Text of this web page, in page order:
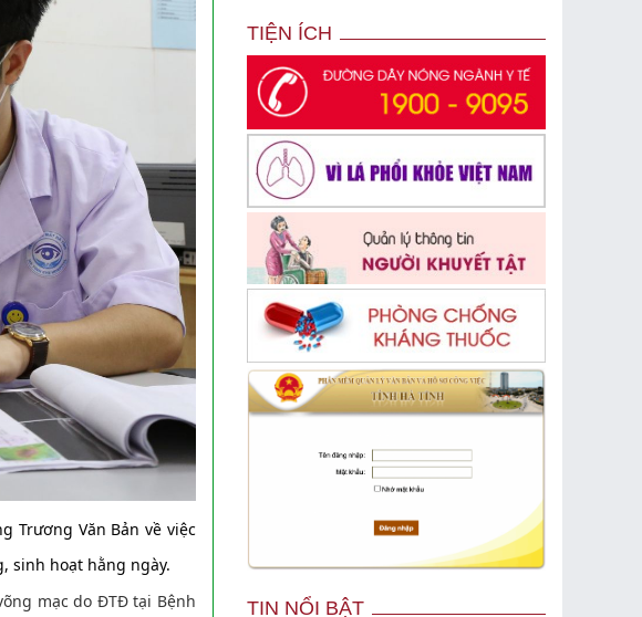
Trương Văn Bản về việc
hằng ngày.
mạc do ĐTĐ tại Bệnh
TIỆN ÍCH
TIN NỔI BẬT